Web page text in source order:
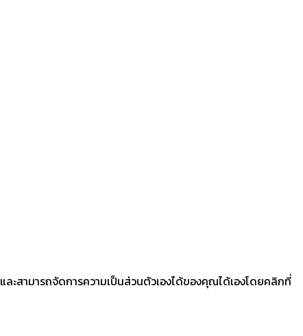
และสามารถจัดการความเป็นส่วนตัวเองได้ของคุณได้เองโดยคลิกที่